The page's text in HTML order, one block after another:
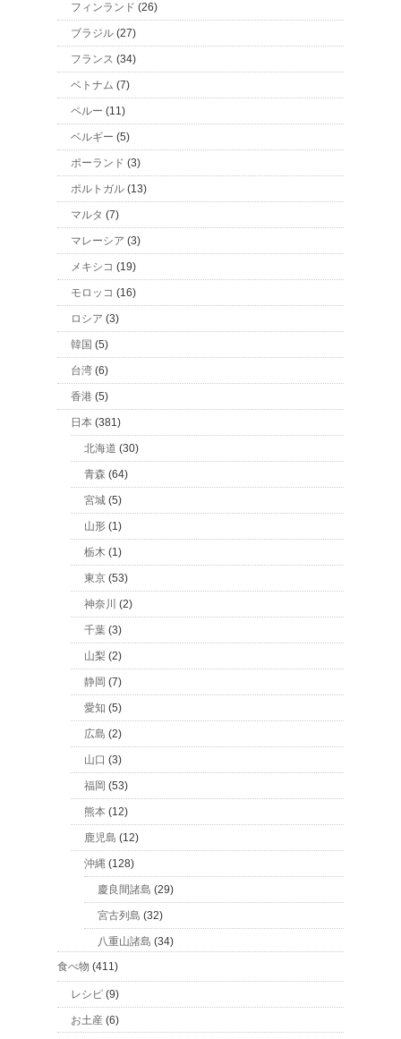
フィンランド (26)
ブラジル (27)
フランス (34)
ベトナム (7)
ペルー (11)
ベルギー (5)
ポーランド (3)
ポルトガル (13)
マルタ (7)
マレーシア (3)
メキシコ (19)
モロッコ (16)
ロシア (3)
韓国 (5)
台湾 (6)
香港 (5)
日本 (381)
北海道 (30)
青森 (64)
宮城 (5)
山形 (1)
栃木 (1)
東京 (53)
神奈川 (2)
千葉 (3)
山梨 (2)
静岡 (7)
愛知 (5)
広島 (2)
山口 (3)
福岡 (53)
熊本 (12)
鹿児島 (12)
沖縄 (128)
慶良間諸島 (29)
宮古列島 (32)
八重山諸島 (34)
食べ物 (411)
レシピ (9)
お土産 (6)